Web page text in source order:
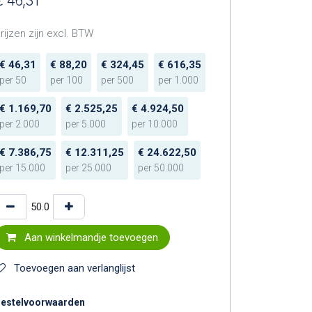
zijn excl. BTW
€ 46,31
per 50
€ 88,20
per 100
€ 324,45
per 500
€ 616,35
per 1.000
€ 1.169,70
per 2.000
€ 2.525,25
per 5.000
€ 4.924,50
per 10.000
€ 7.386,75
per 15.000
€ 12.311,25
per 25.000
€ 24.622,50
per 50.000
Aan winkelmandje toevoegen
Toevoegen aan verlanglijst